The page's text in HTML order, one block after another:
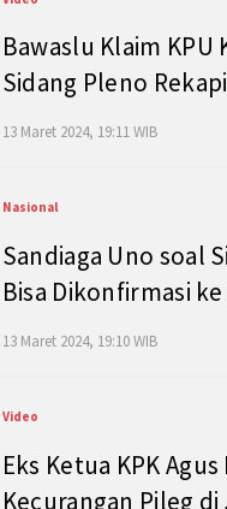
Bawaslu Klaim
Sidang Pleno
13 Maret 2024, 19:11 WIB
Nasional
Sandiaga Uno soal
Bisa Dikonfirmasi
13 Maret 2024, 19:10 WIB
Video
Eks Ketua KPK
Kecurangan Pileg